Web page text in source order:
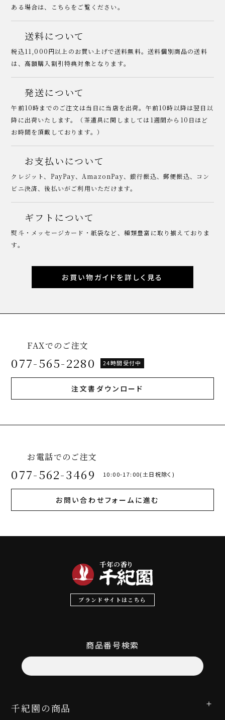
ある場合は、こちらをご覧ください。
送料について
税込11,000円以上のお買い上げで送料無料。送料個別商品の送料
は、高額購入割引特典対象となります。
発送について
午前10時までのご注文は当日に当店を出荷。午前10時以降は翌日以
降に出荷いたします。（茶道具に関しましては1週間から10日ほど
お時間を頂戴しております。）
お支払いについて
クレジット、PayPay、AmazonPay、銀行振込、郵便振込、コン
ビニ決済、後払いがご利用いただけます。
ギフトについて
熨斗・メッセージカード・紙袋など、種類豊富に取り揃えておりま
す。
お買い物ガイドを詳しく見る
FAXでのご注文
077-565-2280 24時間受付中
注文書ダウンロード
お電話でのご注文
077-562-3469 10:00-17:00(土日祝除く)
お問い合わせフォームに進む
ブランドサイトはこちら
商品番号検索
千紀園の商品